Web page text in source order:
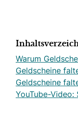
Warum
Geldscheine
Geldscheine
YouTube-